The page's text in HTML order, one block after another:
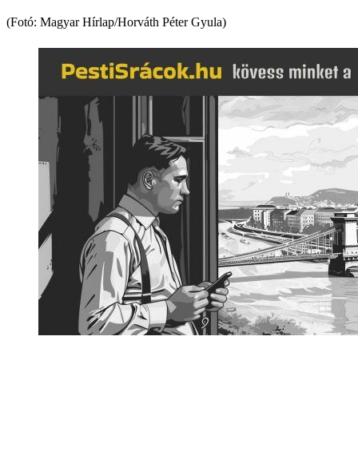
(Fotó: Magyar Hírlap/Horváth Péter Gyula)